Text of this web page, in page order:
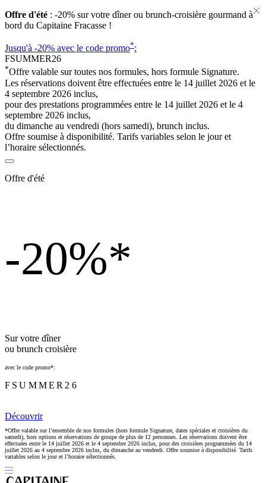
Offre d'été : -20% sur votre dîner ou brunch-croisière gourmand à
bord du Capitaine Fracasse !
Jusqu'à -20% avec le code promo*:
FSUMMER26
*Offre valable sur toutes nos formules, hors formule Signature.
Les réservations doivent être effectuées entre le 14 juillet 2026 et le
4 septembre 2026 inclus,
pour des prestations programmées entre le 14 juillet 2026 et le 4
septembre 2026 inclus,
du dimanche au vendredi (hors samedi), brunch inclus.
Offre soumise à disponibilité. Tarifs variables selon le jour et
l’horaire sélectionnés.
Offre d'été
-20%*
Sur votre dîner
ou brunch croisière
avec le code promo*:
FSUMMER26
Découvrir
*Offre valable sur l’ensemble de nos formules (hors formule Signature, dates spéciales et croisières du
samedi), hors options et réservations de groupe de plus de 12 personnes. Les réservations doivent être
effectuées entre le 14 juillet 2026 et le 4 septembre 2026 inclus, pour des croisières programmées du 14
juillet 2026 au 4 septembre 2026 inclus, du dimanche au vendredi. Offre soumise à disponibilité. Tarifs
variables selon le jour et l’horaire sélectionnés.